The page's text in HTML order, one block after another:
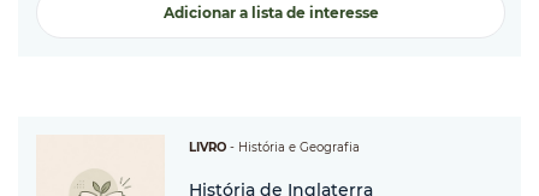
Adicionar a lista de interesse
LIVRO - História e Geografia
História de Inglaterra